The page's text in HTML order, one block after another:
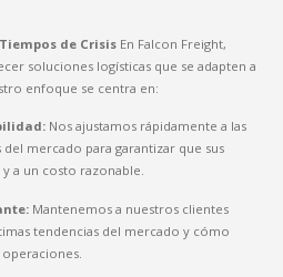
de Crisis En Falcon Freight,
soluciones logísticas que se adapten a
enfoque se centra en:
Nos ajustamos rápidamente a las
mercado para garantizar que sus
a un costo razonable.
Mantenemos a nuestros clientes
tendencias del mercado y cómo